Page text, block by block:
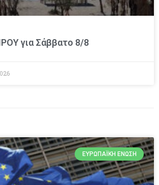
για Σάββατο 8/8
ΕΥΡΩΠΑΪΚΉ ΈΝΩΣΗ